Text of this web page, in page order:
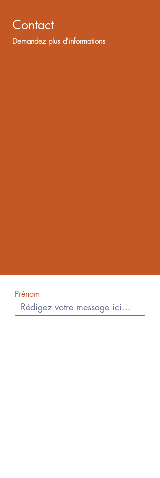
Contact
Demandez plus d'informations
Prénom